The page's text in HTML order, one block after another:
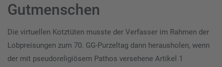
Gutmenschen
Die virtuellen Kotztüten musste der Verfasser im Rahmen der
Lobpreisungen zum 70. GG-Purzeltag dann herausholen, wenn
der mit pseudoreligiösem Pathos versehene Artikel 1